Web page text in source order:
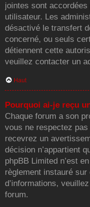
jointes sont
utilisateur. Les
désactivé le transfert
concerné, ou seuls
détiennent cette
veuillez contacter un
Haut
Pourquoi ai-je reçu
Chaque forum a son
vous ne respectez
recevrez un
décision n’appartient
phpBB Limited n’est
règlement instauré
d’informations,
forum.